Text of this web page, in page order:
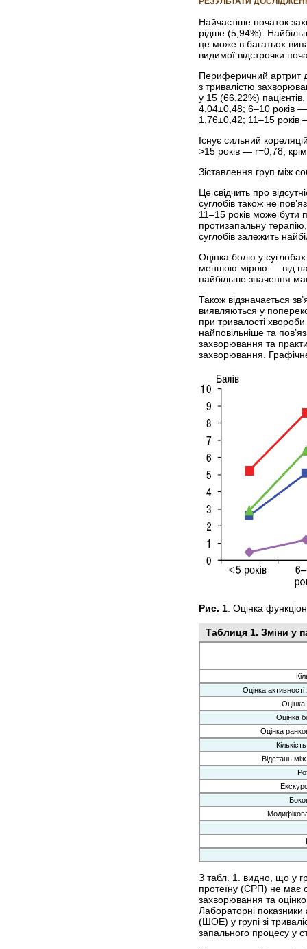
Найчастіше початок
рідше (5,94%).
це може в багатьох
видимої відстрочки
Периферичний артрит
з тривалістю
у 15 (66,22%)
4,04±0,48; 6–10 років
1,76±0,42; 11–15
Існує сильний
>15 років — r=0,78;
Зіставлення груп між
Це свідчить про
суглобів також не
11–15 років може бути
протизапальну
суглобів залежить
Оцінка болю у
меншою мірою — від
найбільше значення
Також відзначається
виявляються у
при тривалості
найповільніше та
захворювання та
захворювання.
Рис. 1 . Оцінка
Таблиця 1. Зміни у
Оцінка
Оцінка
Оцінка
Оцінка
Відстань
З табл. 1. видно, що у
протеїну (СРП) не має
захворювання та
Лабораторні показники
(ШОЕ) у групі зі
запального процесу у